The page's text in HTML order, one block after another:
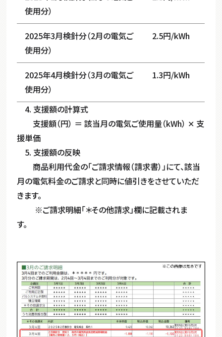
使用分）
2025年3月検針分（2月の電気ご
使用分）
2.5円/kWh
2025年4月検針分（3月の電気ご
使用分）
1.3円/kWh
4. 支援額の計算式
支援額（円） ＝ 該当月の電気ご使用量（kWh） ✕ 支
援単価
5. 支援額の反映
商品利用代金の「ご請求情報（請求書）」にて、該当
月の電気料金のご請求と同時に値引きをさせていただ
きます。
※ご請求明細「＊その他請求」欄に記載されま
す。